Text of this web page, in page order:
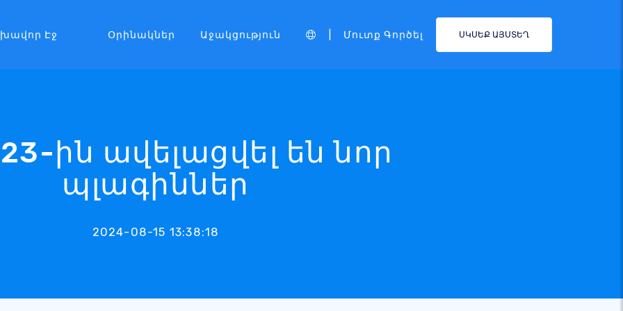
Էջ Օրինակներ Աջակցություն Մուտք Գործել ՍԿՍԵՔ ԱՅՍՏԵՂ
ին ավելացվել են նոր
պլագիններ
2024-08-15 13:38:18